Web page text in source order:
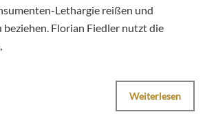
Lethargie reißen und
beziehen. Florian Fiedler nutzt die
Weiterlesen